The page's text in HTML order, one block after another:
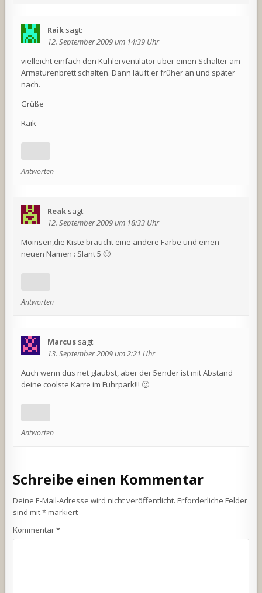
Raik sagt:
12. September 2009 um 14:39 Uhr
vielleicht einfach den Kühlerventilator über einen Schalter am
Armaturenbrett schalten. Dann läuft er früher an und später
nach.
Grüße
Raik
Antworten
Reak sagt:
12. September 2009 um 18:33 Uhr
Moinsen,die Kiste braucht eine andere Farbe und einen
neuen Namen : Slant 5 🙂
Antworten
Marcus sagt:
13. September 2009 um 2:21 Uhr
Auch wenn dus net glaubst, aber der 5ender ist mit Abstand
deine coolste Karre im Fuhrpark!!! 🙂
Antworten
Schreibe einen Kommentar
Deine E-Mail-Adresse wird nicht veröffentlicht. Erforderliche Felder
sind mit*markiert
Kommentar*